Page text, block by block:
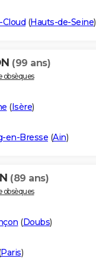
Cloud (Hauts-de-Seine)
(99 ans)
obsèques
(Isère)
en-Bresse (Ain)
(89 ans)
obsèques
(Doubs)
Paris)